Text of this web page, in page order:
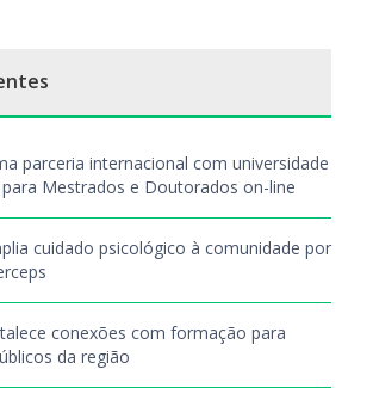
parceria internacional com universidade
Mestrados e Doutorados on-line
cuidado psicológico à comunidade por
conexões com formação para
da região